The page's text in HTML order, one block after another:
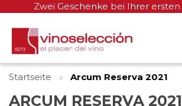
Zwei Geschenke bei Ihrer
Startseite Arcum Reserva 2021
ARCUM RESERVA 2021